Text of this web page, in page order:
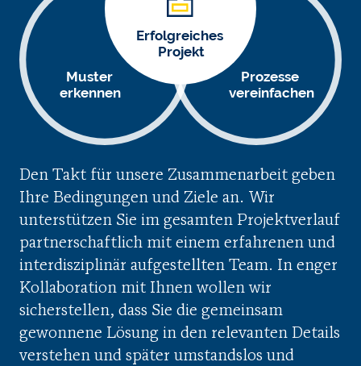
Muster
erkennen
Prozesse
vereinfachen
Erfolgreiches
Projekt
Den Takt für unsere Zusammenarbeit geben
Ihre Bedingungen und Ziele an. Wir
unterstützen Sie im gesamten Projektverlauf
partnerschaftlich mit einem erfahrenen und
interdisziplinär aufgestellten Team. In enger
Kollaboration mit Ihnen wollen wir
sicherstellen, dass Sie die gemeinsam
gewonnene Lösung in den relevanten Details
verstehen und später umstandslos und